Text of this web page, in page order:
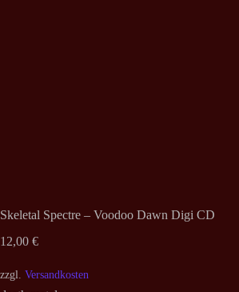
Skeletal Spectre – Voodoo Dawn Digi CD
12,00 €
zzgl. Versandkosten